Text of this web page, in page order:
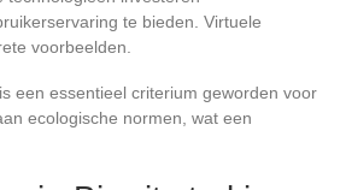
te bieden. Virtuele
voorbeelden.
een essentieel criterium geworden voor
ecologische normen, wat een